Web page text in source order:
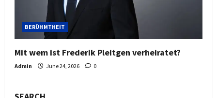
BERÜHMTHEIT
Mit wem ist Frederik Pleitgen verheiratet?
Admin June 24, 2026 0